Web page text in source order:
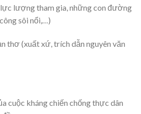
lực lượng tham gia, những con đường
sôi nổi,…)
thơ (xuất xứ, trích dẫn nguyên văn
cuộc kháng chiến chống thực dân